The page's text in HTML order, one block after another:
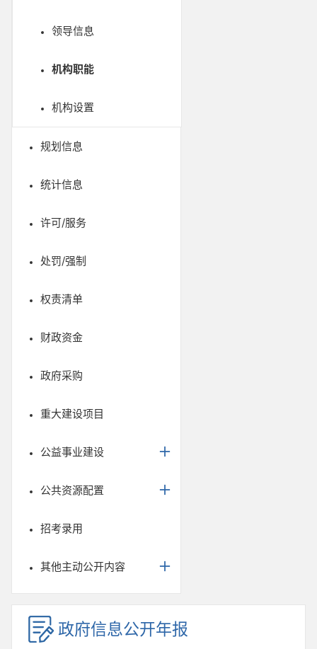
领导信息
机构职能
机构设置
规划信息
统计信息
许可/服务
处罚/强制
权责清单
财政资金
政府采购
重大建设项目
公益事业建设
公共资源配置
招考录用
其他主动公开内容
政府信息公开年报